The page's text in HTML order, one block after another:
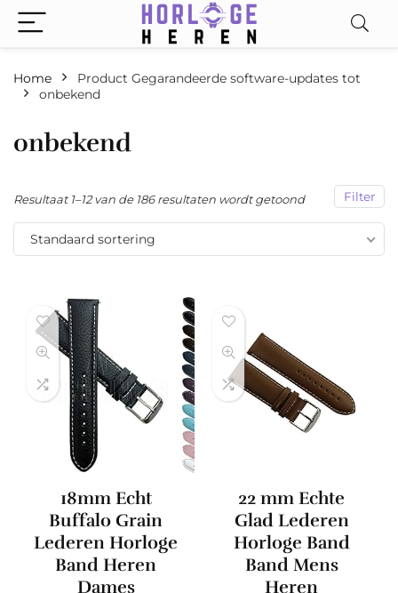
Home
Product Gegarandeerde software-updates tot
‎onbekend
‎onbekend
Filter
Resultaat 1–12 van de 186 resultaten wordt getoond
Standaard sortering
18mm Echt
Buffalo Grain
Lederen Horloge
Band Heren
Dames
22 mm Echte
Glad Lederen
Horloge Band
Band Mens
Heren